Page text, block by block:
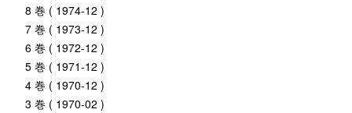
8 巻 ( 1974-12 )
7 巻 ( 1973-12 )
6 巻 ( 1972-12 )
5 巻 ( 1971-12 )
4 巻 ( 1970-12 )
3 巻 ( 1970-02 )